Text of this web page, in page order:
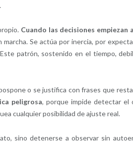
Cuando las decisiones
Se actúa por inercia, por
patrón, sostenido en el tiempo,
o se justifica con frases que
peligrosa, porque impide detectar el
cualquier posibilidad de ajuste real.
sino detenerse a observar sin